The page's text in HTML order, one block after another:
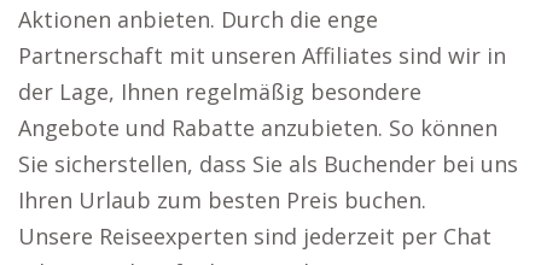
Aktionen anbieten. Durch die enge
Partnerschaft mit unseren Affiliates sind wir in
der Lage, Ihnen regelmäßig besondere
Angebote und Rabatte anzubieten. So können
Sie sicherstellen, dass Sie als Buchender bei uns
Ihren Urlaub zum besten Preis buchen.
Unsere Reiseexperten sind jederzeit per Chat